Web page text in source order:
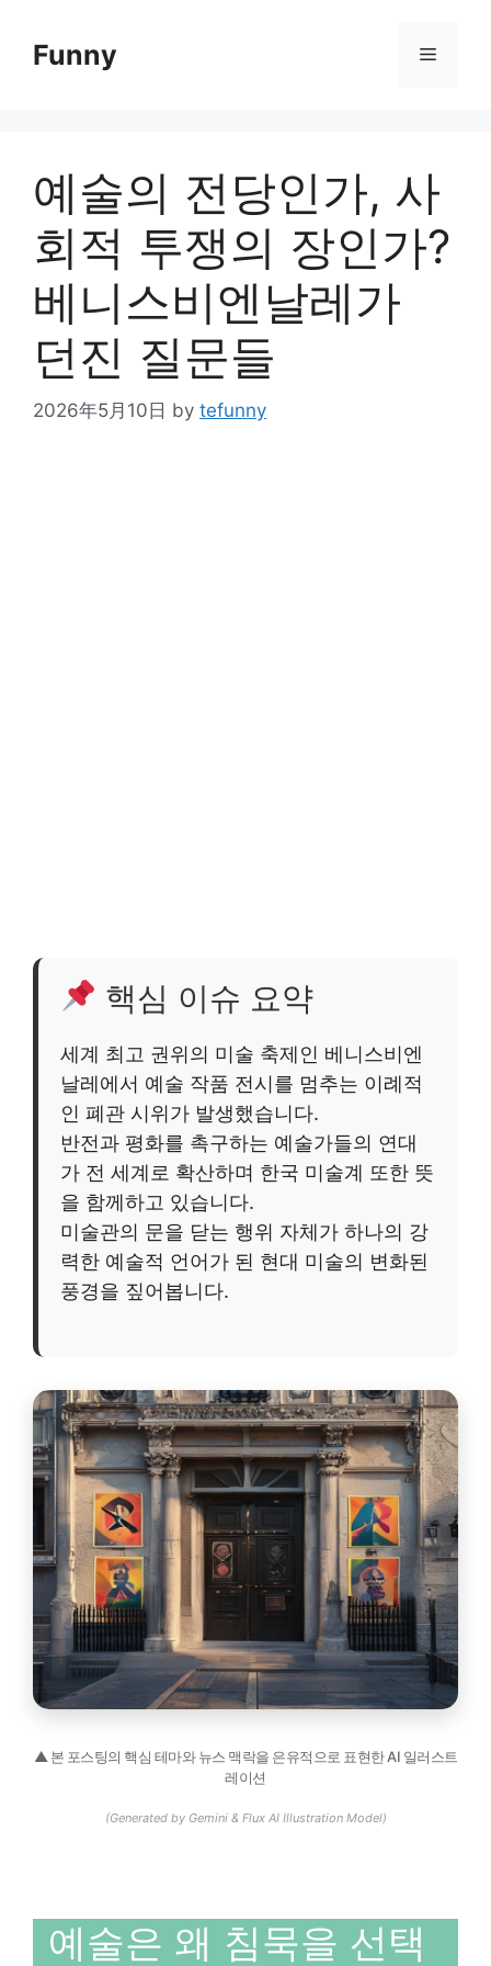
contentFunny Menu
예술의 전당인가, 사
회적 투쟁의 장인가?
베니스비엔날레가
던진 질문들
2026年5月10日 by tefunny
핵심 이슈 요약
세계 최고 권위의 미술 축제인 베니스비엔
날레에서 예술 작품 전시를 멈추는 이례적
인 폐관 시위가 발생했습니다.
반전과 평화를 촉구하는 예술가들의 연대
가 전 세계로 확산하며 한국 미술계 또한 뜻
을 함께하고 있습니다.
미술관의 문을 닫는 행위 자체가 하나의 강
력한 예술적 언어가 된 현대 미술의 변화된
풍경을 짚어봅니다.
▲ 본 포스팅의 핵심 테마와 뉴스 맥락을 은유적으로 표현한 AI 일러스트
레이션
(Generated by Gemini & Flux AI Illustration Model)
예술은 왜 침묵을 선택